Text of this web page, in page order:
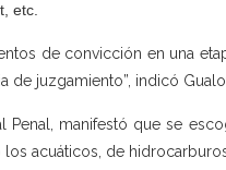
etc.
de convicción en una
de juzgamiento”, indicó
Penal, manifestó que se
acuáticos, de